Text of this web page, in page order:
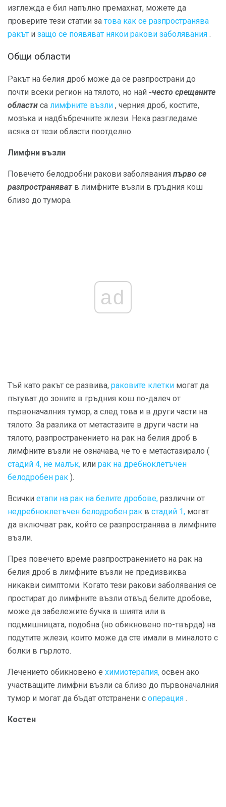
изглежда е бил напълно премахнат, можете да
проверите тези статии за това как се разпространява
ракът и защо се появяват някои ракови заболявания .
Общи области
Ракът на белия дроб може да се разпространи до
почти всеки регион на тялото, но най -често срещаните
области са лимфните възли , черния дроб, костите,
мозъка и надбъбречните жлези. Нека разгледаме
всяка от тези области поотделно.
Лимфни възли
Повечето белодробни ракови заболявания първо се
разпространяватв лимфните възли в гръдния кош
близо до тумора.
ad
Тъй като ракът се развива, раковите клетки могат да
пътуват до зоните в гръдния кош по-далеч от
първоначалния тумор, а след това и в други части на
тялото. За разлика от метастазите в други части на
тялото, разпространението на рак на белия дроб в
лимфните възли не означава, че то е метастазирало (
стадий 4, не малък, или рак на дребноклетъчен
белодробен рак ).
Всички етапи на рак на белите дробове, различни от
недребноклетъчен белодробен рак в стадий 1, могат
да включват рак, който се разпространява в лимфните
възли.
През повечето време разпространението на рак на
белия дроб в лимфните възли не предизвиква
никакви симптоми. Когато тези ракови заболявания се
простират до лимфните възли отвъд белите дробове,
може да забележите бучка в шията или в
подмишницата, подобна (но обикновено по-твърда) на
подутите жлези, които може да сте имали в миналото с
болки в гърлото.
Лечението обикновено е химиотерапия, освен ако
участващите лимфни възли са близо до първоначалния
тумор и могат да бъдат отстранени с операция .
Костен